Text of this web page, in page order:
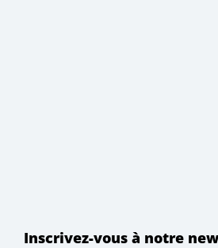
Inscrivez-vous à notre